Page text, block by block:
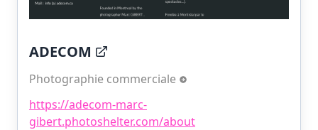
ADECOM
Photographie commerciale
https://adecom-marc-
gibert.photoshelter.com/about